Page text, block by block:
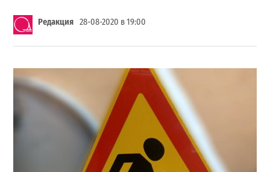
Редакция 28-08-2020 в 19:00